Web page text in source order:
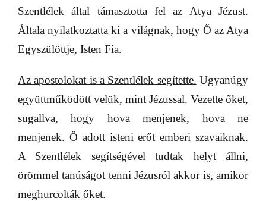
Szentlélek által támasztotta fel az Atya Jézust.
Általa nyilatkoztatta ki a világnak, hogy Ő az Atya
Egyszülöttje, Isten Fia.
Az apostolokat is a Szentlélek segítette. Ugyanúgy
együttműködött velük, mint Jézussal. Vezette őket,
sugallva, hogy hova menjenek, hova ne
menjenek. Ő adott isteni erőt emberi szavaiknak.
A Szentlélek segítségével tudtak helyt állni,
örömmel tanúságot tenni Jézusról akkor is, amikor
meghurcolták őket.